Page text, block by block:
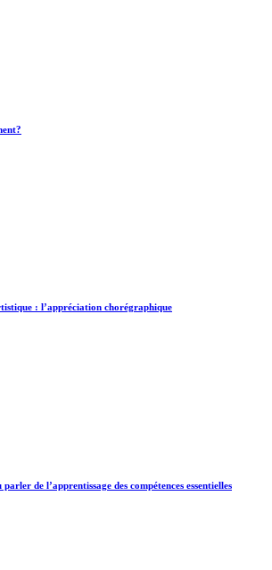
: l’appréciation chorégraphique
de l’apprentissage des compétences essentielles